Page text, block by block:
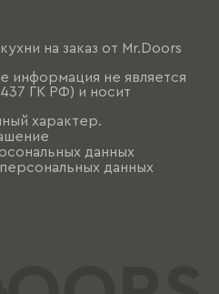
на заказ от Mr.Doors
информация не является
ГК РФ) и носит
характер.
данных
данных